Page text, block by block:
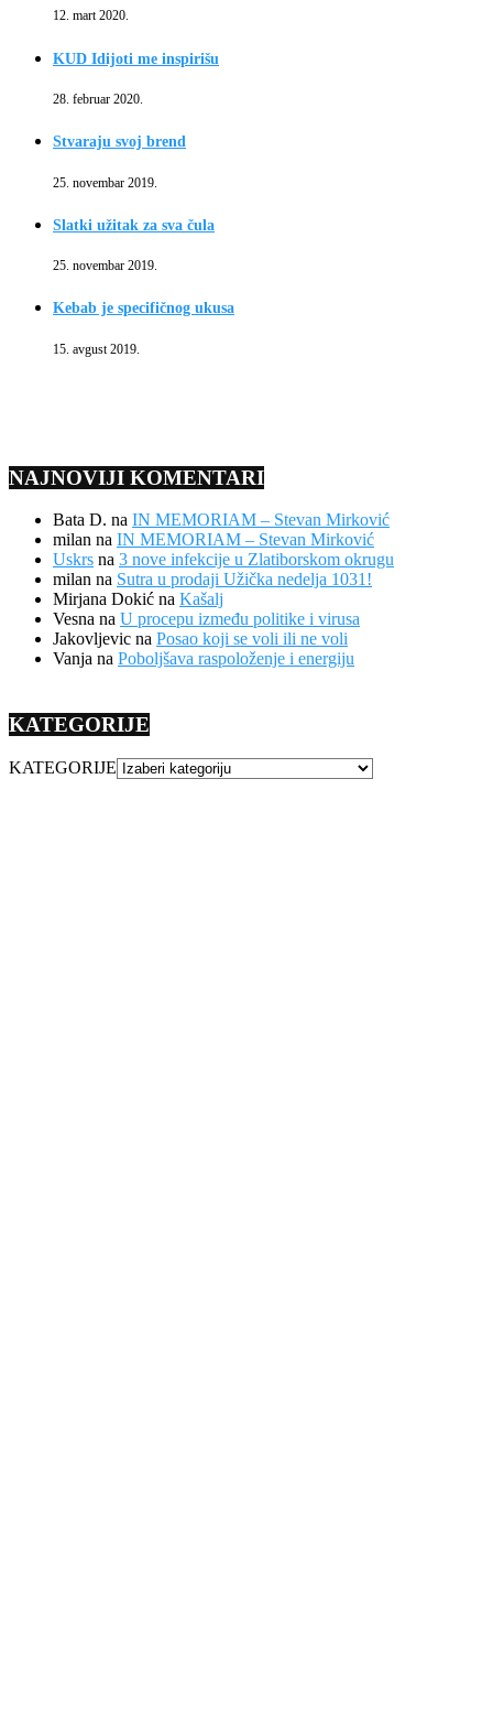
12. mart 2020.
KUD Idijoti me inspirišu
28. februar 2020.
Stvaraju svoj brend
25. novembar 2019.
Slatki užitak za sva čula
25. novembar 2019.
Kebab je specifičnog ukusa
15. avgust 2019.
NAJNOVIJI KOMENTARI
Bata D. na IN MEMORIAM – Stevan Mirković
milan na IN MEMORIAM – Stevan Mirković
Uskrs na 3 nove infekcije u Zlatiborskom okrugu
milan na Sutra u prodaji Užička nedelja 1031!
Mirjana Dokić na Kašalj
Vesna na U procepu između politike i virusa
Jakovljevic na Posao koji se voli ili ne voli
Vanja na Poboljšava raspoloženje i energiju
KATEGORIJE
KATEGORIJE